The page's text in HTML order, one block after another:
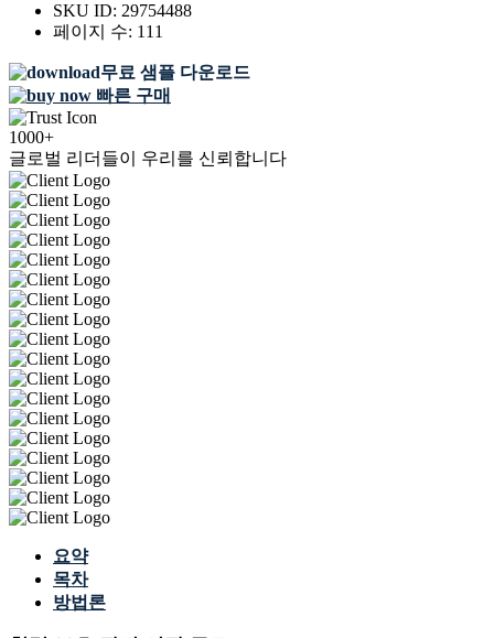
SKU ID: 29754488
페이지 수: 111
무료 샘플 다운로드
빠른 구매
1000+
글로벌 리더들이 우리를 신뢰합니다
요약
목차
방법론